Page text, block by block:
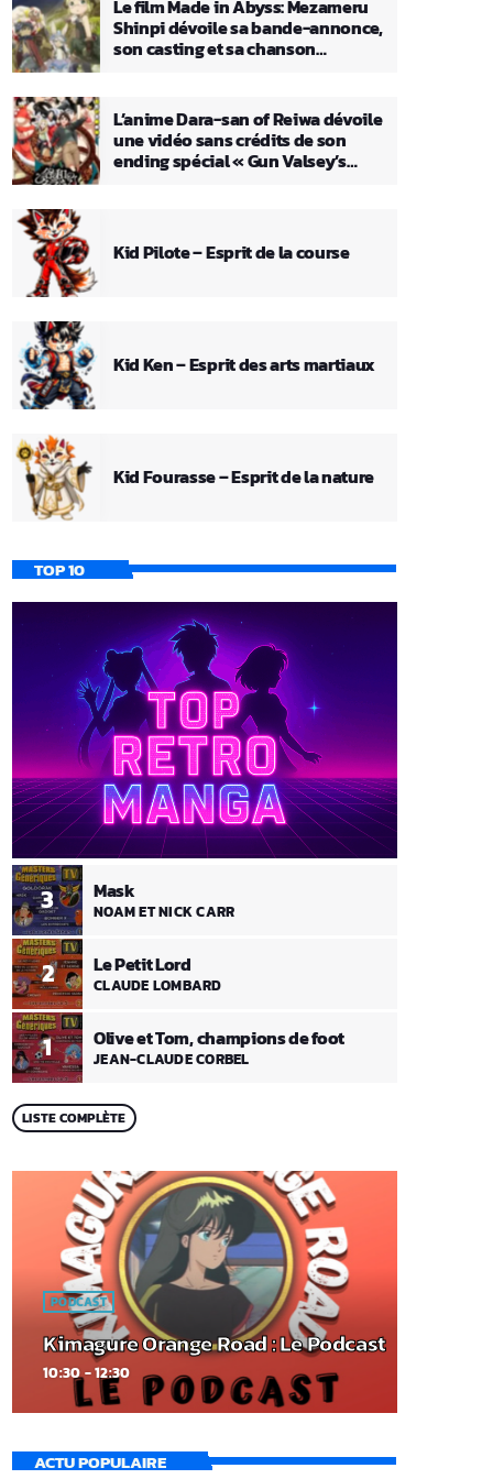
Le film Made in Abyss: Mezameru
Shinpi dévoile sa bande-annonce,
son casting et sa chanson
L’anime Dara-san of Reiwa dévoile
une vidéo sans crédits de son
ending spécial « Gun Valsey’s
Kid Pilote – Esprit de la course
Kid Ken – Esprit des arts martiaux
Kid Fourasse – Esprit de la nature
TOP 10
1 Olive et Tom, champions de foot
JEAN-CLAUDE CORBEL
2 Le Petit Lord
CLAUDE LOMBARD
3 Mask
NOAM ET NICK CARR
LISTE COMPLÈTE
PODCAST
Kimagure Orange Road : Le Podcast
10:30 - 12:30
ACTU POPULAIRE